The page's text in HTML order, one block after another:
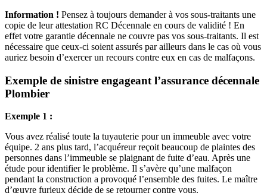
Information ! Pensez à toujours demander à vos sous-traitants une
copie de leur attestation RC Décennale en cours de validité ! En
effet votre garantie décennale ne couvre pas vos sous-traitants. Il est
nécessaire que ceux-ci soient assurés par ailleurs dans le cas où vous
auriez besoin d’exercer un recours contre eux en cas de malfaçons.
Exemple de sinistre engageant l’assurance décennale
Plombier
Exemple 1 :
Vous avez réalisé toute la tuyauterie pour un immeuble avec votre
équipe. 2 ans plus tard, l’acquéreur reçoit beaucoup de plaintes des
personnes dans l’immeuble se plaignant de fuite d’eau. Après une
étude pour identifier le problème. Il s’avère qu’une malfaçon
pendant la construction a provoqué l’ensemble des fuites. Le maître
d’œuvre furieux décide de se retourner contre vous.